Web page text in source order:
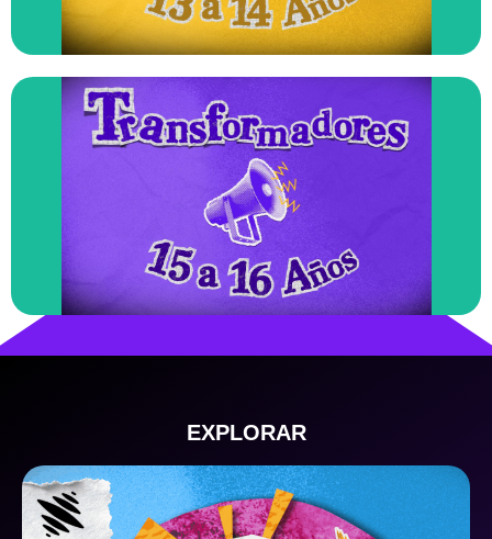
Transformador/a (15–16 años)
Para quienes quieren ir más allá: cuestionar,
debatir, imaginar alternativas y pensar cómo
transformar la realidad desde su propia voz.
ENTRAR
EXPLORAR